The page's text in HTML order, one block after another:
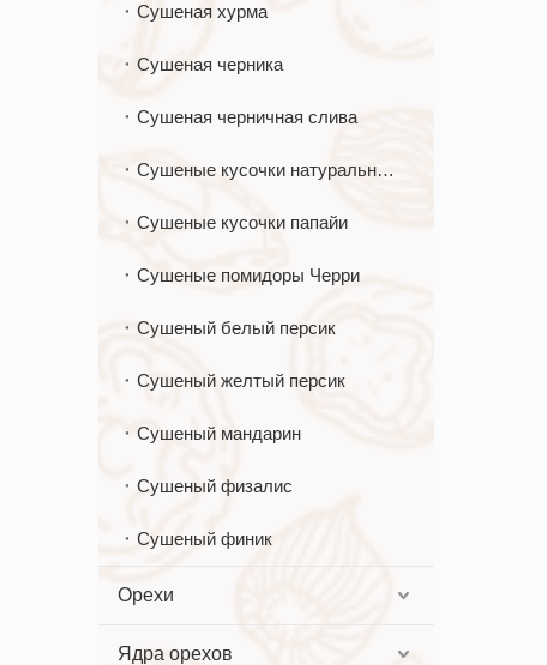
Сушеная хурма
Сушеная черника
Сушеная черничная слива
Сушеные кусочки натуральной папайи
Сушеные кусочки папайи
Сушеные помидоры Черри
Сушеный белый персик
Сушеный желтый персик
Сушеный мандарин
Сушеный физалис
Сушеный финик
Орехи
Ядра орехов